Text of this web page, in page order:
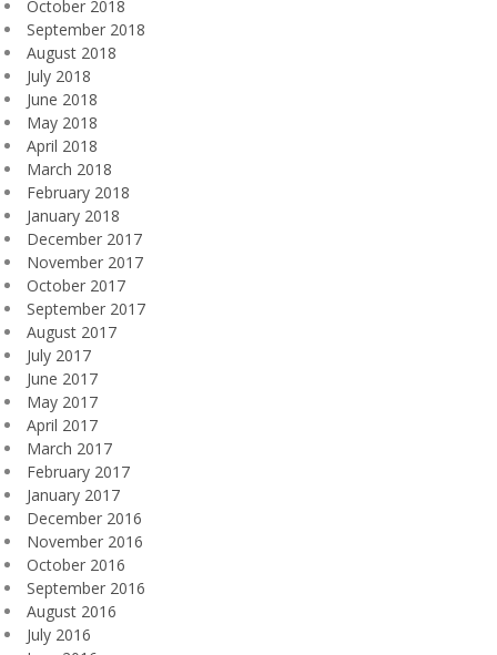
October 2018
September 2018
August 2018
July 2018
June 2018
May 2018
April 2018
March 2018
February 2018
January 2018
December 2017
November 2017
October 2017
September 2017
August 2017
July 2017
June 2017
May 2017
April 2017
March 2017
February 2017
January 2017
December 2016
November 2016
October 2016
September 2016
August 2016
July 2016